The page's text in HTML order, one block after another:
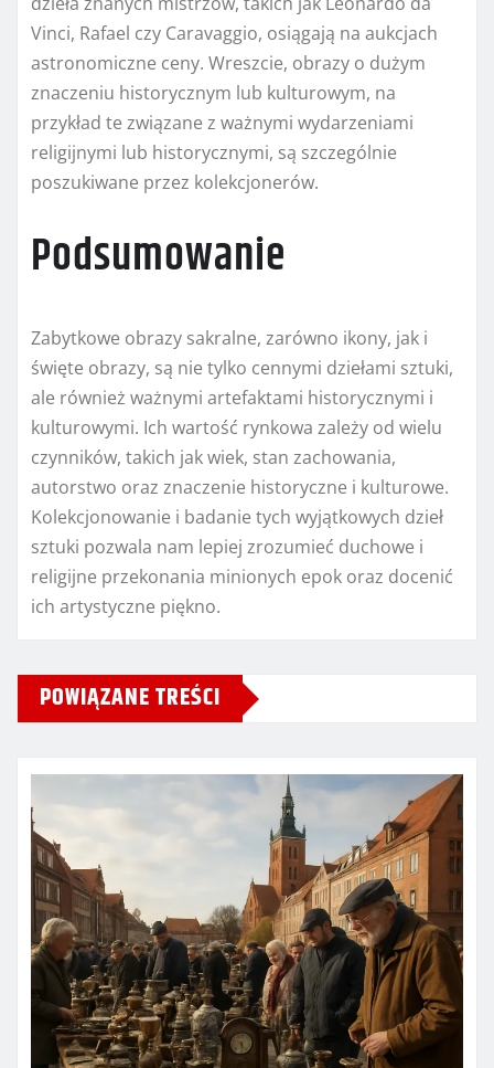
Vinci, Rafael czy Caravaggio, osiągają na aukcjach
astronomiczne ceny. Wreszcie, obrazy o dużym
znaczeniu historycznym lub kulturowym, na
przykład te związane z ważnymi wydarzeniami
religijnymi lub historycznymi, są szczególnie
poszukiwane przez kolekcjonerów.
Podsumowanie
Zabytkowe obrazy sakralne, zarówno ikony, jak i
święte obrazy, są nie tylko cennymi dziełami sztuki,
ale również ważnymi artefaktami historycznymi i
kulturowymi. Ich wartość rynkowa zależy od wielu
czynników, takich jak wiek, stan zachowania,
autorstwo oraz znaczenie historyczne i kulturowe.
Kolekcjonowanie i badanie tych wyjątkowych dzieł
sztuki pozwala nam lepiej zrozumieć duchowe i
religijne przekonania minionych epok oraz docenić
ich artystyczne piękno.
POWIĄZANE TREŚCI